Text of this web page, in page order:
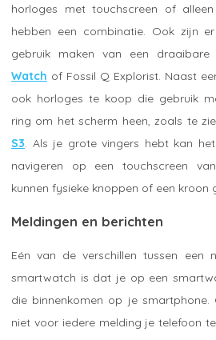
horloges met touchscreen of
hebben een combinatie. Ook zijn
gebruik maken van een
Watch of Fossil Q Explorist. Naast
ook horloges te koop die gebruik
ring om het scherm heen, zoals te
S3. Als je grote vingers hebt kan
navigeren op een touchscreen
kunnen fysieke knoppen of een kroon
Meldingen en berichten
Eén van de verschillen tussen een
smartwatch is dat je op een
die binnenkomen op je
niet voor iedere melding je telefoon